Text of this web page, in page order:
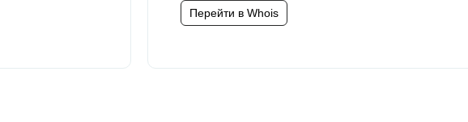
Перейти в Whois